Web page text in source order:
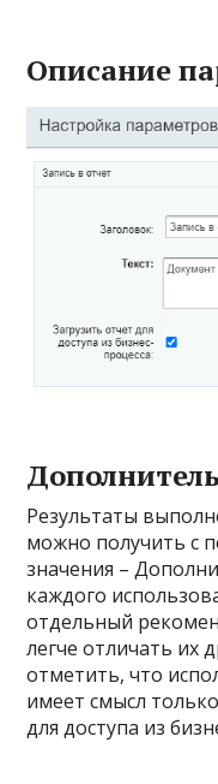
Описание
Результаты
можно получить с
значения –
каждого
отдельный
легче отличать их
отметить, что
имеет смысл
для доступа из